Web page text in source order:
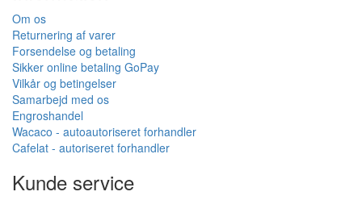
Om os
Returnering af varer
Forsendelse og betaling
Sikker online betaling GoPay
Vilkår og betingelser
Samarbejd med os
Engroshandel
Wacaco - autoautoriseret forhandler
Cafelat - autoriseret forhandler
Kunde service